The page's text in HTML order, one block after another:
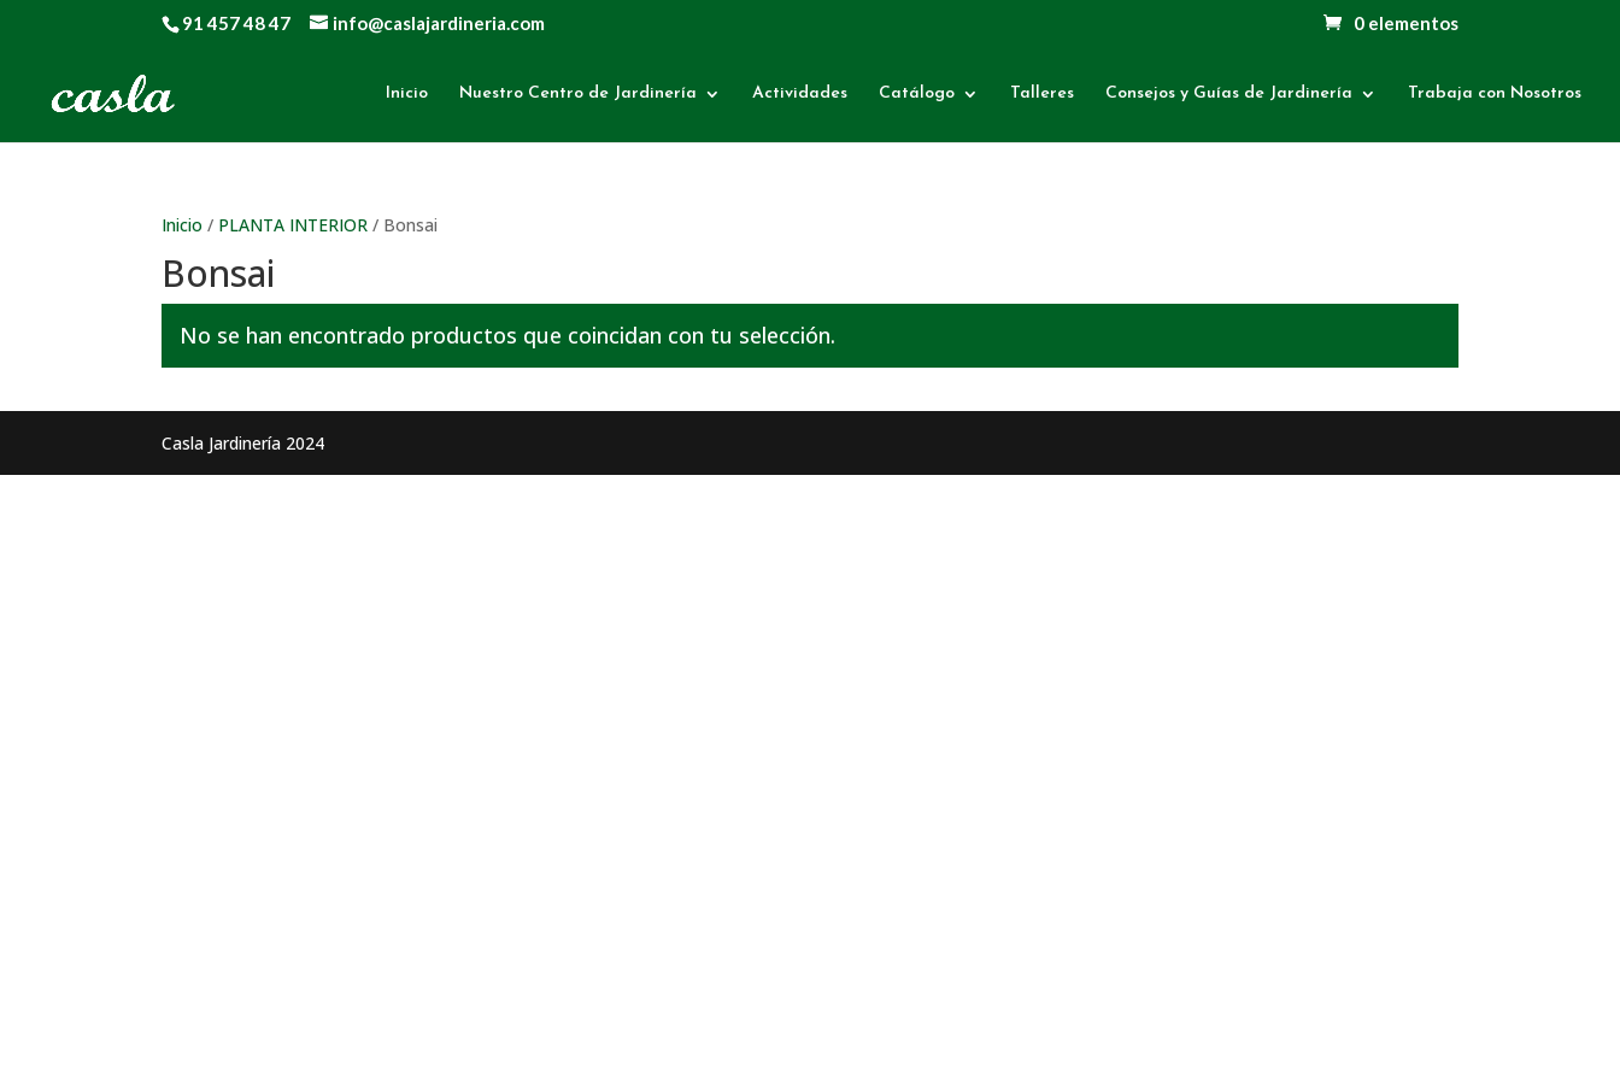
91 457 48 47 info@caslajardineria.com 0 elementos
Inicio Nuestro Centro de Jardinería Actividades Catálogo Talleres Consejos y Guías de Jardinería Trabaja con Nosotros
Inicio / PLANTA INTERIOR / Bonsai
Bonsai
No se han encontrado productos que coincidan con tu selección.
Casla Jardinería 2024